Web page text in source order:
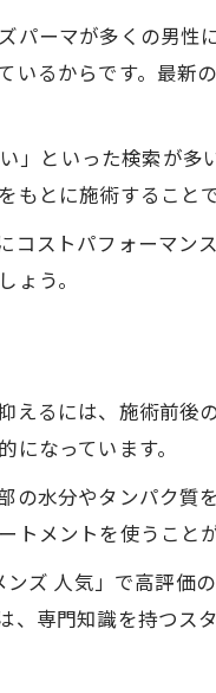
ダメージ最小
持ちとダメー
コスパ重視なら持
コスパで選ぶ
持ちの良さが
理想を叶えるメン
理想に近づくパ
なりたい髪型
メンズパーマ
イメージ通り
パーマが多くの男
いるからです。最
」といった検索が
とに施術すること
ストパフォーマ
う。
えるには、施術前
なっています。
の水分やタンパク
メントを使うこと
ズ 人気」で高評
専門知識を持つス